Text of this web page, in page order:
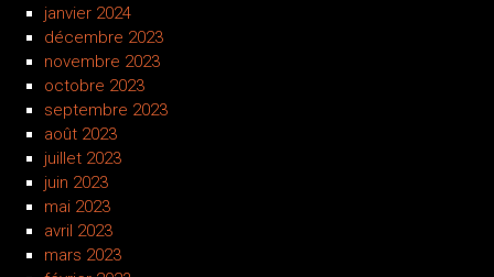
janvier 2024
décembre 2023
novembre 2023
octobre 2023
septembre 2023
août 2023
juillet 2023
juin 2023
mai 2023
avril 2023
mars 2023